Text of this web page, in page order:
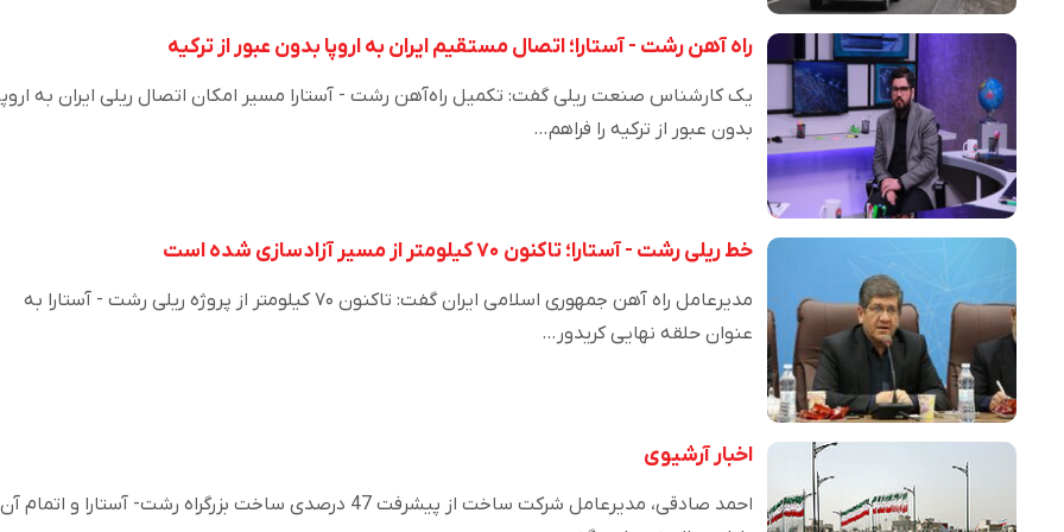
راه آهن رشت - آستارا؛ اتصال مستقیم ایران به اروپا بدون عبور از ترکیه
یک کارشناس صنعت ریلی گفت: تکمیل راه‌آهن رشت - آستارا مسیر امکان اتصال ریلی ایران به
بدون عبور از ترکیه را فراهم…
خط ریلی رشت - آستارا؛ تاکنون ۷۰ کیلومتر از مسیر آزادسازی شده است
مدیرعامل راه آهن جمهوری اسلامی ایران گفت: تاکنون ۷۰ کیلومتر از پروژه ریلی رشت - آستارا به
عنوان حلقه نهایی کریدور…
اخبار آرشیوی
احمد صادقی، مدیرعامل شرکت ساخت از پیشرفت 47 درصدی ساخت بزرگراه رشت- آستارا و اتمام